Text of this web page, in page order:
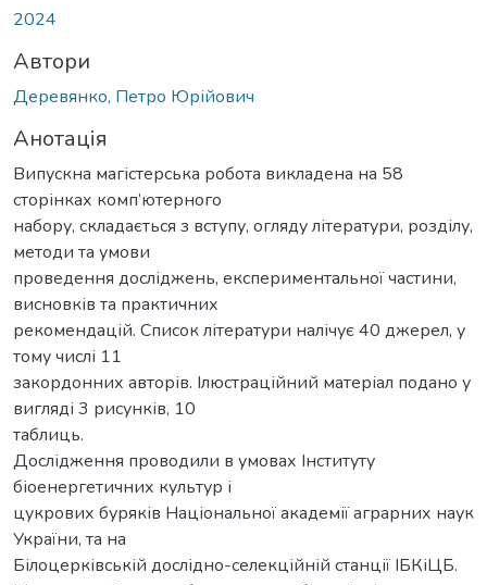
2024
Автори
Деревянко, Петро Юрійович
Анотація
Випускна магістерська робота викладена на 58
сторінках комп’ютерного
набору, складається з вступу, огляду літератури, розділу,
методи та умови
проведення досліджень, експериментальної частини,
висновків та практичних
рекомендацій. Список літератури налічує 40 джерел, у
тому числі 11
закордонних авторів. Ілюстраційний матеріал подано у
вигляді 3 рисунків, 10
таблиць.
Дослідження проводили в умовах Інституту
біоенергетичних культур і
цукрових буряків Національної академії аграрних наук
України, та на
Білоцерківській дослідно-селекційній станції ІБКіЦБ.